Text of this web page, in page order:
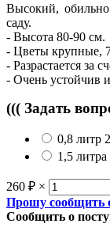
Высокий,
саду.
- Высота 80-90 см.
- Цветы крупные,
- Разрастается за
- Очень устойчив
((( Задать
0,8 литр
1,5 литра
260 ₽ ×
Прошу сообщить
Сообщить о